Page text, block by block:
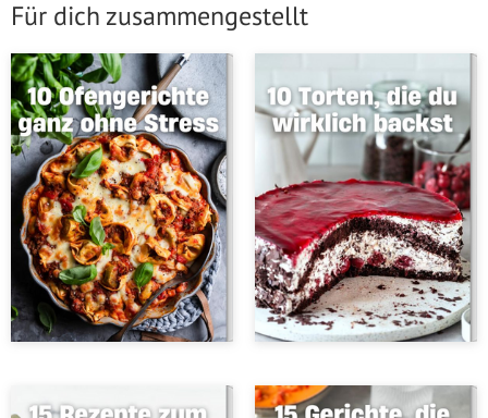
Für dich zusammengestellt